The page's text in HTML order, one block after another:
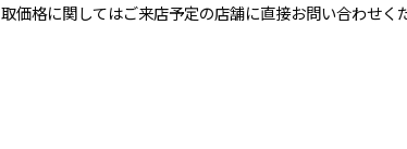
取価格に関してはご来店予定の店舗に直接お問い合わせく